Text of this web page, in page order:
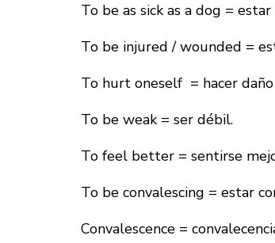
To be as sick as a dog =
To be injured / wounded =
To hurt oneself = hacer
To be weak = ser débil.
To feel better = sentirse
To be convalescing = estar
Convalescence =